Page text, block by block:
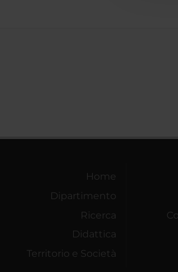
Home
Dipartimento
Ricerca
Didattica
Territorio e Società